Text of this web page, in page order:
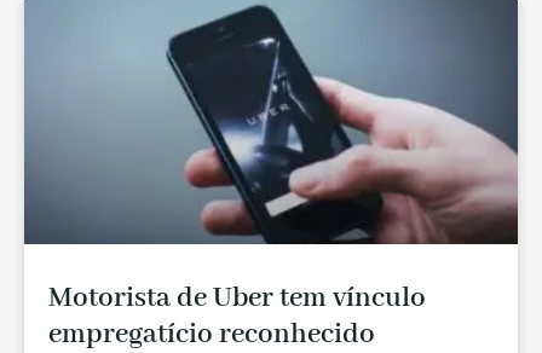
Motorista de Uber tem vínculo
empregatício reconhecido